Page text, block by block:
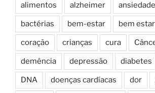
alimentos alzheimer ansiedade
bactérias bem-estar bem estar
coração crianças cura
demência depressão diabetes
DNA doenças cardíacas dor